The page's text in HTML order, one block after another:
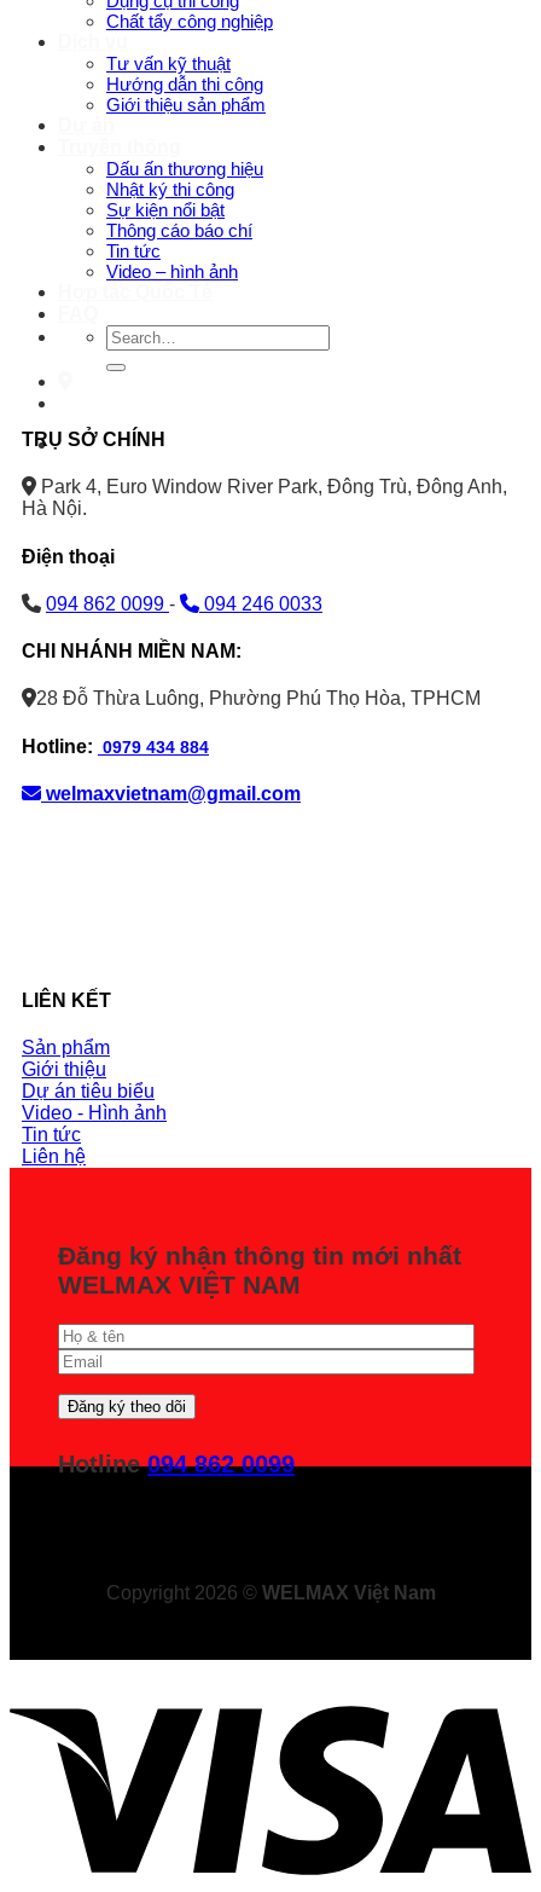
Chất tẩy công nghiệp
Tư vấn kỹ thuật
Hướng dẫn thi công
Giới thiệu sản phẩm
Dấu ấn thương hiệu
Nhật ký thi công
Sự kiện nổi bật
Thông cáo báo chí
Tin tức
Video – hình ảnh
Search
for:
TRỤ SỞ CHÍNH
Park 4, Euro Window River Park, Đông Trù, Đông Anh,
Hà Nội.
Điện thoại
094 862 0099 - 094 246 0033
CHI NHÁNH MIỀN NAM:
28 Đỗ Thừa Luông, Phường Phú Thọ Hòa, TPHCM
Hotline: 0979 434 884
welmaxvietnam@gmail.com
LIÊN KẾT
Sản phẩm
Giới thiệu
Dự án tiêu biểu
Video - Hình ảnh
Tin tức
Liên hệ
Đăng ký nhận thông tin mới nhất
WELMAX VIỆT NAM
Hotline 094 862 0099
Copyright 2026 © WELMAX Việt Nam